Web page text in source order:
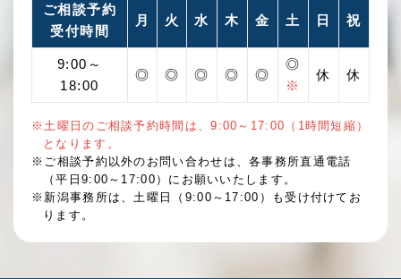
ご相談予約
受付時間
月 火 水 木 金 土 日 祝
9:00～
18:00
◎ ◎ ◎ ◎ ◎
◎
※
休 休
※土曜日のご相談予約時間は、9:00～17:00（1時間短縮）
となります。
※ご相談予約以外のお問い合わせは、各事務所直通電話
（平日9:00～17:00）にお願いいたします。
※新潟事務所は、土曜日（9:00～17:00）も受け付けてお
ります。